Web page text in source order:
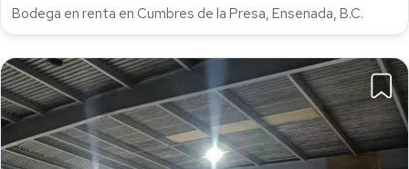
Bodega en renta en Cumbres de la Presa, Ensenada, B.C.